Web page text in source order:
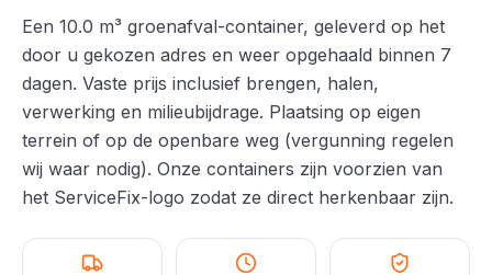
Een 10.0 m³ groenafval-container, geleverd op het
door u gekozen adres en weer opgehaald binnen 7
dagen. Vaste prijs inclusief brengen, halen,
verwerking en milieubijdrage. Plaatsing op eigen
terrein of op de openbare weg (vergunning regelen
wij waar nodig). Onze containers zijn voorzien van
het ServiceFix-logo zodat ze direct herkenbaar zijn.